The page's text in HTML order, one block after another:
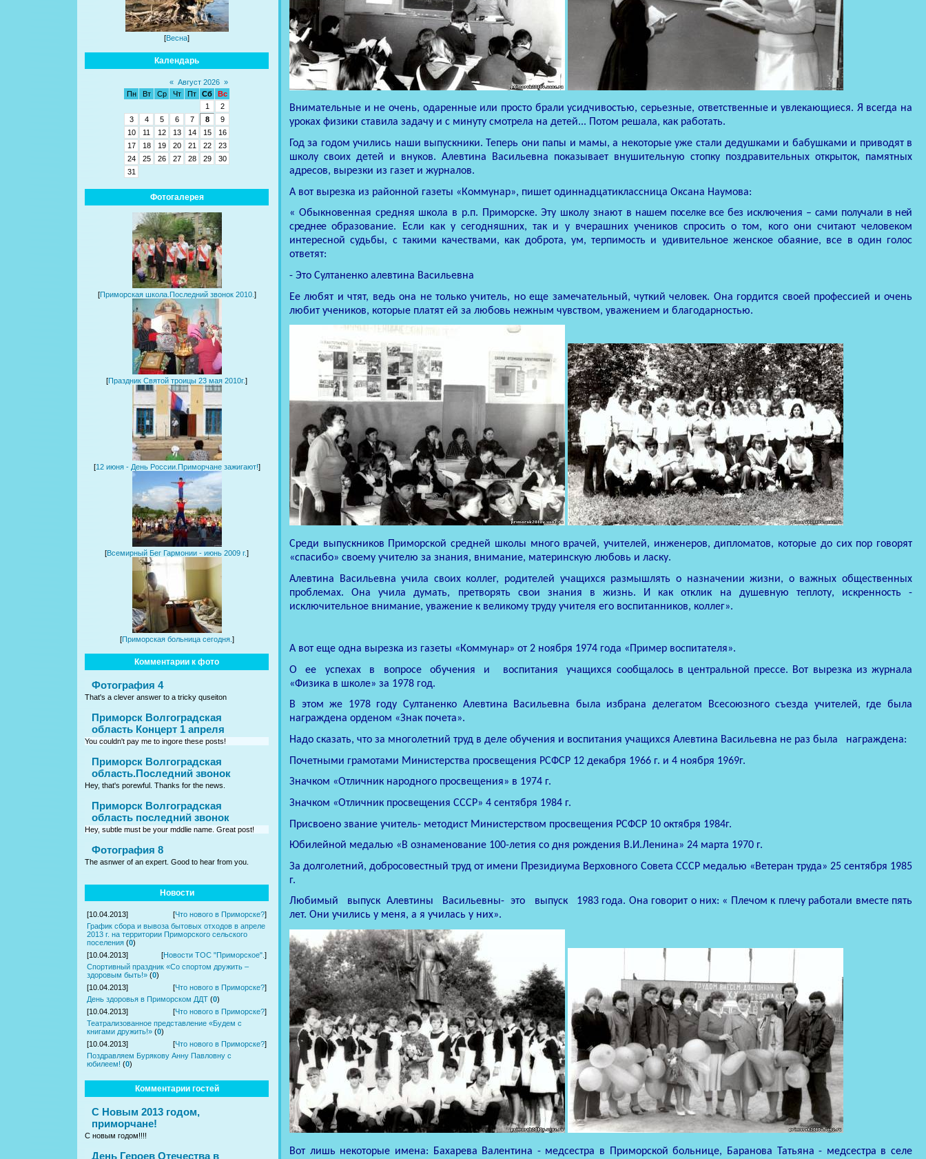
[Весна]
Календарь
« Август 2026 »
Пн
Вт Ср Чт Пт Сб
Вс
1
2
3
4 5 6 7 8
9
10
11 12 13 14 15
16
17
18 19 20 21 22
23
24
25 26 27 28 29
30
31
Фотогалерея
[Приморская школа.Последний звонок 2010. ]
[Праздник Святой троицы 23 мая 2010г.]
[12 июня - День России.Приморчане зажигают!]
[Всемирный Бег Гармонии - июнь 2009 г.]
[Приморская больница сегодня. ]
Комментарии к фото
Фотография 4
That's a clever answer to a tricky quseiton
Приморск Волгоградская
область Концерт 1 апреля
You couldn't pay me to ingore these posts!
Приморск Волгоградская
область.Последний звонок
Hey, that's porewful. Thanks for the news.
Приморск Волгоградская
область последний звонок
Hey, subtle must be your mddlie name. Great post!
Фотография 8
The asnwer of an expert. Good to hear from you.
Новости
[10.04.2013] [Что нового в Приморске?]
График сбора и вывоза бытовых отходов в апреле
2013 г. на территории Приморского сельского
поселения (0)
[10.04.2013]
[Новости ТОС "Приморское". ]
Спортивный праздник «Со спортом дружить –
здоровым быть!» (0)
[10.04.2013]
[Что нового в Приморске?]
День здоровья в Приморском ДДТ (0)
[10.04.2013]
[Что нового в Приморске?]
Театрализованное представление «Будем с
книгами дружить!» (0)
[10.04.2013]
[Что нового в Приморске?]
Поздравляем Бурякову Анну Павловну с
юбилеем! (0)
Комментарии гостей
С Новым 2013 годом,
приморчане!
С новым годом!!!!
День Героев Отечества в
Внимательные и не очень, одаренные или просто брали усидчивостью, серьезные, ответственные и увлекающиеся. Я всегда на
уроках физики ставила задачу и с минуту смотрела на детей... Потом решала, как работать.
Год за годом учились наши выпускники. Теперь они папы и мамы, а некоторые уже стали дедушками и бабушками и приводят в
школу своих детей и внуков. Алевтина Васильевна показывает внушительную стопку поздравительных открыток, памятных
адресов, вырезки из газет и журналов.
А вот вырезка из районной газеты «Коммунар», пишет одиннадцатиклассница Оксана Наумова:
« Обыкновенная средняя школа в р.п. Приморске. Эту школу знают в нашем поселке все без исключения – сами получали в ней
среднееобразование. Если как у сегодняшних, так и у вчерашних учеников спросить о том, кого они считают человеком
интересной судьбы, с такими качествами, как доброта, ум, терпимость и удивительное женское обаяние, все в один голос
ответят:
- Это Султаненко алевтина Васильевна
Ее любят и чтят, ведь она не только учитель, но еще замечательный, чуткий человек. Она гордится своей профессией и очень
любит учеников, которые платят ей за любовь нежным чувством, уважением и благодарностью.
Среди выпускников Приморской средней школы много врачей, учителей, инженеров, дипломатов, которые до сих пор говорят
«спасибо» своему учителю за знания, внимание, материнскую любовь и ласку.
Алевтина Васильевна учила своих коллег, родителей учащихся размышлять о назначении жизни, о важных общественных
проблемах. Она учила думать, претворять свои знания в жизнь. И как отклик на душевную теплоту, искренность -
исключительное внимание, уважение к великому труду учителя его воспитанников, коллег».
А вот еще одна вырезка из газеты «Коммунар» от 2 ноября 1974 года «Пример воспитателя».
О
ее успехах в вопросе обучения и воспитания
учащихся сообщалось в центральной прессе. Вот вырезка из журнала
«Физика в школе» за 1978 год.
В этом же 1978 году Султаненко Алевтина Васильевна была избрана делегатом Всесоюзного съезда учителей, где была
награждена орденом «Знак почета».
Надо сказать, что за многолетний труд в деле обучения и воспитания учащихся Алевтина Васильевна не раз была
награждена:
Почетными грамотами Министерства просвещения РСФСР 12 декабря 1966 г. и 4 ноября 1969г.
Значком «Отличник народного просвещения» в 1974 г.
Значком «Отличник просвещения СССР» 4 сентября 1984 г.
Присвоено звание учитель- методист Министерством просвещения РСФСР 10 октября 1984г.
Юбилейной медалью «В ознаменование 100-летия со дня рождения В.И.Ленина» 24 марта 1970 г.
За долголетний, добросовестный труд от имени Президиума Верховного Совета СССР медалью «Ветеран труда» 25 сентября 1985
г.
Любимый
выпуск Алевтины Васильевны- это выпуск
1983 года. Она говорит о них: « Плечом к плечу работали вместе пять
лет. Они учились у меня, а я училась у них».
Вот лишь некоторые имена: Бахарева Валентина - медсестра в Приморской больнице, Баранова Татьяна - медсестра в селе